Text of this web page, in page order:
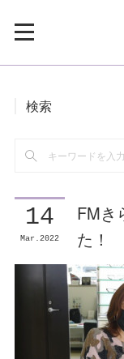
検索
14
Mar 2022
FMき
た！